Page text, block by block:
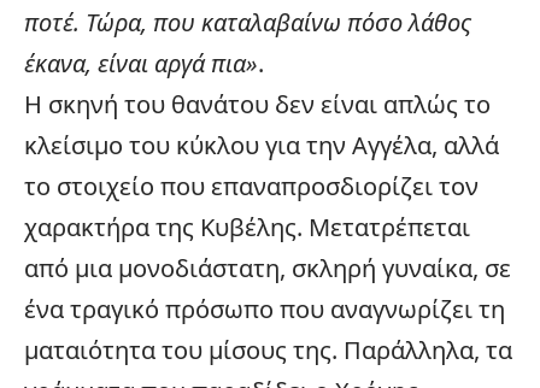
ποτέ. Τώρα, που καταλαβαίνω πόσο λάθος
έκανα, είναι αργά πια».
Η σκηνή του θανάτου δεν είναι απλώς το
κλείσιμο του κύκλου για την Αγγέλα, αλλά
το στοιχείο που επαναπροσδιορίζει τον
χαρακτήρα της Κυβέλης. Μετατρέπεται
από μια μονοδιάστατη, σκληρή γυναίκα, σε
ένα τραγικό πρόσωπο που αναγνωρίζει τη
ματαιότητα του μίσους της. Παράλληλα, τα